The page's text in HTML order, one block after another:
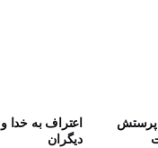
پرستش
اعتراف به خدا و
دیگران